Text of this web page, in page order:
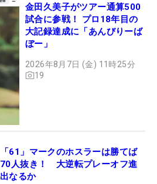
金田久美子がツアー通算500
試合に参戦！ プロ18年目の
大記録達成に「あんびりーば
ぼー」
2026年8月7日 (金) 11時25分
19
「61」マークのホスラーは勝てば
70人抜き！ 大逆転プレーオフ進
出なるか